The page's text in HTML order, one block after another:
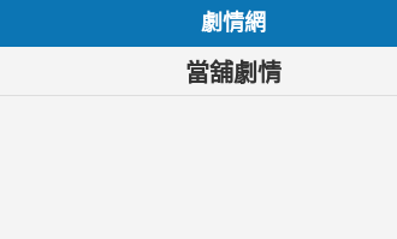
劇情網
當舖劇情